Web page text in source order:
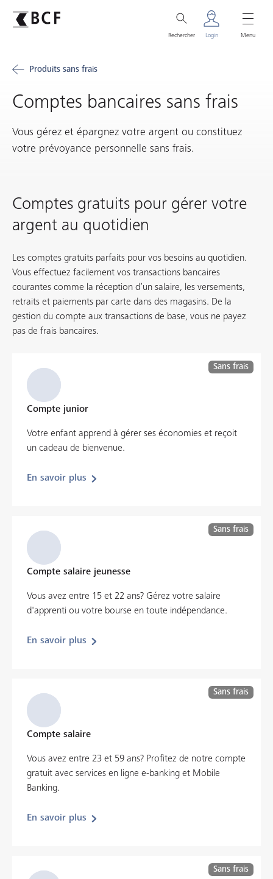
Rechercher Login Menu
Produits sans frais
Comptes bancaires sans frais
Vous gérez et épargnez votre argent ou constituez
votre prévoyance personnelle sans frais.
Comptes gratuits pour gérer votre
argent au quotidien
Les comptes gratuits parfaits pour vos besoins au quotidien.
Vous effectuez facilement vos transactions bancaires
courantes comme la réception d’un salaire, les versements,
retraits et paiements par carte dans des magasins. De la
gestion du compte aux transactions de base, vous ne payez
pas de frais bancaires.
Sans frais
Compte junior
Votre enfant apprend à gérer ses économies et reçoit
un cadeau de bienvenue.
En savoir plus
Sans frais
Compte salaire jeunesse
Vous avez entre 15 et 22 ans? Gérez votre salaire
d'apprenti ou votre bourse en toute indépendance.
En savoir plus
Sans frais
Compte salaire
Vous avez entre 23 et 59 ans? Profitez de notre compte
gratuit avec services en ligne e-banking et Mobile
Banking.
En savoir plus
Sans frais